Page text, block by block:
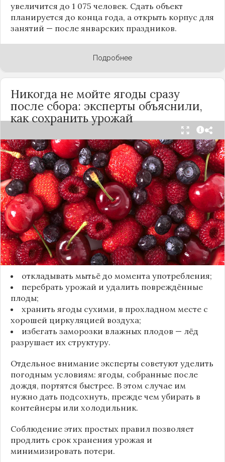
увеличится до 1 075 человек. Сдать объект
планируется до конца года, а открыть корпус для
занятий — после январских праздников.
Подробнее
Никогда не мойте ягоды сразу
после сбора: эксперты объяснили,
как сохранить урожай
Мытьё ягод сразу после сбора может обернуться
полной потерей урожая. Как отмечает канал
«Сделай сам», на поверхности плодов есть
естественный восковой налёт, который играет
роль природного барьера. Он защищает ягоды
от пересыхания, бактерий и плесени. При
смывании этого слоя плоды быстро начинают
темнеть, покрываться налётом и терять вкус.
Чтобы ягоды сохранили свежесть, специалисты
рекомендуют:
откладывать мытьё до момента употребления;
перебрать урожай и удалить повреждённые
плоды;
хранить ягоды сухими, в прохладном месте с
хорошей циркуляцией воздуха;
избегать заморозки влажных плодов — лёд
разрушает их структуру.
Отдельное внимание эксперты советуют уделить
погодным условиям: ягоды, собранные после
дождя, портятся быстрее. В этом случае им
нужно дать подсохнуть, прежде чем убирать в
контейнеры или холодильник.
Соблюдение этих простых правил позволяет
продлить срок хранения урожая и
минимизировать потери.